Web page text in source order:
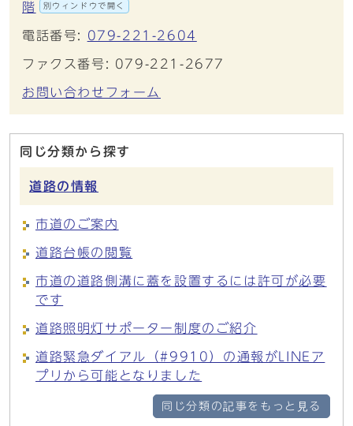
階
別ウィンドウで開く
電話番号: 079-221-2604
ファクス番号: 079-221-2677
お問い合わせフォーム
同じ分類から探す
道路の情報
市道のご案内
道路台帳の閲覧
市道の道路側溝に蓋を設置するには許可が必要
です
道路照明灯サポーター制度のご紹介
道路緊急ダイアル（#9910）の通報がLINEア
プリから可能となりました
同じ分類の記事をもっと見る